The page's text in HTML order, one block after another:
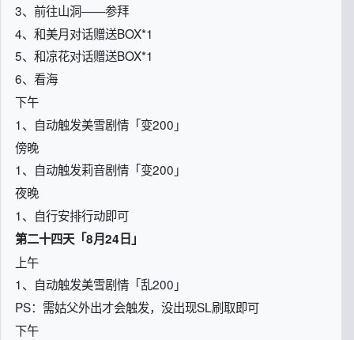
3、前往山洞——参拜
4、和美月对话赠送BOX*1
5、和凉花对话赠送BOX*1
6、看海
下午
1、自动触发美雪剧情「变200」
傍晚
1、自动触发莉音剧情「变200」
夜晚
1、自行安排行动即可
第二十四天「8月24日」
上午
1、自动触发美雪剧情「乱200」
PS：需姑父外出才会触发，没出现SL刷取即可
下午